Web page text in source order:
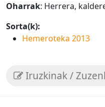
Oharrak: Herrera,
Sorta(k):
Hemeroteka 2013
Iruzkinak /